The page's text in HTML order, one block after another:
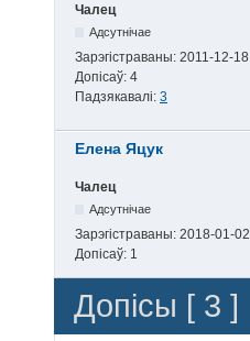
Чалец
Адсутнічае
Зарэгістраваны: 2011-12-18
Допісаў: 4
Падзякавалі: 3
Елена Яцук
Чалец
Адсутнічае
Зарэгістраваны: 2018-01-02
Допісаў: 1
Допісы [ 3 ]